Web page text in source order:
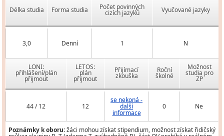
Délka studia Forma studia Počet povinných
cizích jazyků Vyučované jazyky
3,0 Denní 1 N
LONI:
přihlášení/plán
přijmout
LETOS:
plán
přijmout
Přijímací
zkouška
Roční
školné
Možnost
studia pro
ZP
44 / 12 12
se nekoná -
další
informace
0 Ne
Poznámky k oboru:žáci mohou získat stipendium, možnost získat řidičský